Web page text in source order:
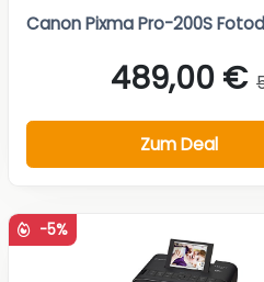
Canon Pixma Pro-200S
489,00 €
Zum Deal
-5%